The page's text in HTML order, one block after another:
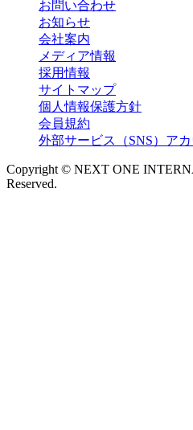
お問い合わせ
お知らせ
会社案内
メディア情報
採用情報
サイトマップ
個人情報保護方針
会員規約
外部サービス（SNS）ア
Copyright © NEXT ONE
Reserved.